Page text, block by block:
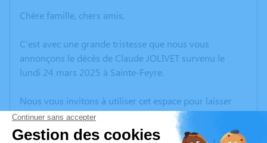
Chère famille, chers amis,
C’est avec une grande tristesse que nous vous
annonçons le décès de Claude JOLIVET survenu le
lundi 24 mars 2025 à Sainte-Feyre.
Nous vous invitons à utiliser cet espace pour laisser
vos condoléances, partager des photos souvenirs, une
anecdote ou exprimer vos pensées à travers des